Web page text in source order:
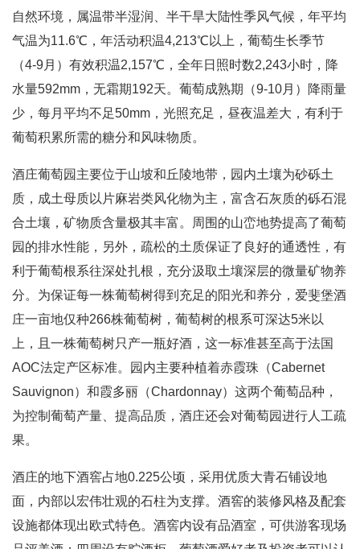
自然环境，属温带半湿润、半干旱大陆性季风气候，年平均
气温为11.6℃，年活动积温4,213℃以上，葡萄生长季节
（4-9月）有效积温2,157℃，全年日照时数2,243小时，降
水量592mm，无霜期192天。葡萄成熟期（9-10月）降雨量
少，每月平均不足50mm，光照充足，昼夜温差大，有利于
葡萄积累所需的糖分和风味物质。
酒庄葡萄园主要位于山坡和丘陵地带，园内土壤为砂砾土
质，成土母质以片麻岩类风化物为主，富含石灰质的砾石混
合土壤，矿物质含量极其丰富。周围的山峦地势提高了葡萄
园的排水性能，另外，疏松的土质保证了良好的通透性，有
利于葡萄根系往深处扎根，充分汲取土壤深层的微量矿物养
分。为保证每一株葡萄树得到充足的阳光和养分，爱斐堡酒
庄一亩地仅种266株葡萄树，葡萄树的根系可深达5米以
上，且一株葡萄树只产一瓶好酒，这一标准甚至高于法国
AOC法定产区标准。园内主要种植着赤霞珠（Cabernet
Sauvignon）和霞多丽（Chardonnay）这两个葡萄品种，
为控制葡萄产量、提高品质，酒庄还会对葡萄园进行人工疏
果。
酒庄的地下酒窖占地0.225公顷，采用优质大青石铺设地
面，内部以宏伟壮观的石柱为支撑。酒窖的装修风格及配套
设施都体现出欧式特色。酒窖内设有品酒室，可供游客现场